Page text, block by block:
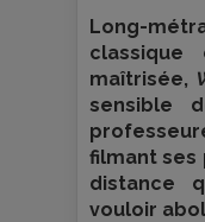
Long-
maîtrisée,
sensible
filmant ses
distance
vouloir